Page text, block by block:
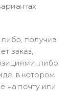
либо, получив
заказ,
либо
в котором
на почту или